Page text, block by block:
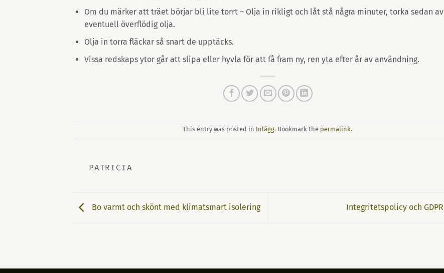
Om du märker att träet börjar bli lite torrt – Olja in rikligt och låt stå några minuter, torka sedan av
eventuell överflödig olja.
Olja in torra fläckar så snart de upptäcks.
Vissa redskaps ytor går att slipa eller hyvla för att få fram ny, ren yta efter år av användning.
This entry was posted in Inlägg. Bookmark the permalink.
PATRICIA
Bo varmt och skönt med klimatsmart isolering Integritetspolicy och GDPR